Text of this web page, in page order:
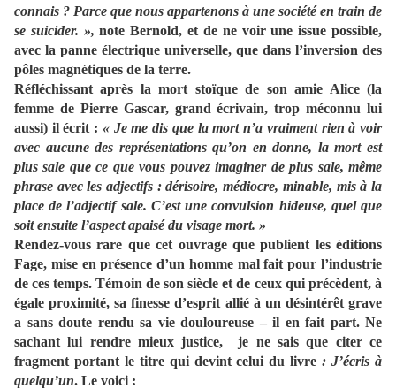
connais ? Parce que nous appartenons à une société en train de
se suicider. »,note Bernold, et de ne voir une issue possible,
avec la panne électrique universelle, que dans l’inversion des
pôles magnétiques de la terre.
Réfléchissant après la mort stoïque de son amie Alice (la
femme de Pierre Gascar, grand écrivain, trop méconnu lui
aussi) il écrit : « Je me dis que la mort n’a vraiment rien à voir
avec aucune des représentations qu’on en donne, la mort est
plus sale que ce que vous pouvez imaginer de plus sale, même
phrase avec les adjectifs : dérisoire, médiocre, minable, mis à la
place de l’adjectif sale. C’est une convulsion hideuse, quel que
soit ensuite l’aspect apaisé du visage mort. »
Rendez-vous rare que cet ouvrage que publient les éditions
Fage, mise en présence d’un homme mal fait pour l’industrie
de ces temps. Témoin de son siècle et de ceux qui précèdent, à
égale proximité, sa finesse d’esprit allié à un désintérêt grave
a sans doute rendu sa vie douloureuse – il en fait part. Ne
sachant lui rendre mieux justice, je ne sais que citer ce
fragment portant le titre qui devint celui du livre: J’écris à
quelqu’un. Le voici :